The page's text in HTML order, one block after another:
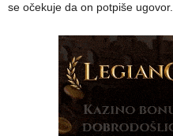
se očekuje da on potpiše ugovor.